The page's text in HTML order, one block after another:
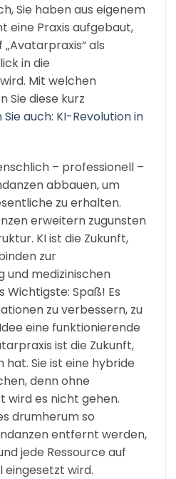
Sie haben aus eigenem
eine Praxis aufgebaut,
als
in die
Mit welchen
Sie diese kurz
Sie auch: KI-Revolution in
– professionell –
abbauen, um
zu erhalten.
erweitern zugunsten
KI ist die Zukunft,
zur
und medizinischen
Wichtigste: Spaß! Es
zu verbessern, zu
eine funktionierende
ist die Zukunft,
Sie ist eine hybride
denn ohne
wird es nicht gehen.
drumherum so
entfernt werden,
jede Ressource auf
eingesetzt wird.